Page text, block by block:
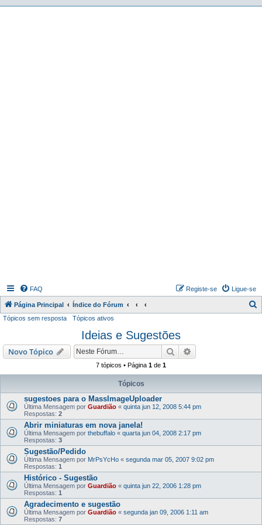
FAQ Ligue-se
Registe-se
Página Principal Índice do Fórum
i
Tópicos sem resposta Tópicos ativos
Ideias e Sugestões
Novo Tópico Pesquisar
7 tópicos • Página 1 de 1
Tópicos
sugestoes para o MassImageUploader
Última Mensagem por Guardião « quinta jun 12, 2008 5:44 pm
Respostas: 2
Abrir miniaturas em nova janela!
Última Mensagem por thebuffalo « quarta jun 04, 2008 2:17 pm
Respostas: 3
Sugestão/Pedido
Última Mensagem por MrPsYcHo « segunda mar 05, 2007 9:02 pm
Respostas: 1
Histórico - Sugestão
Última Mensagem por Guardião « quinta jun 22, 2006 1:28 pm
Respostas: 1
Agradecimento e sugestão
Última Mensagem por Guardião « segunda jan 09, 2006 1:11 am
Respostas: 7